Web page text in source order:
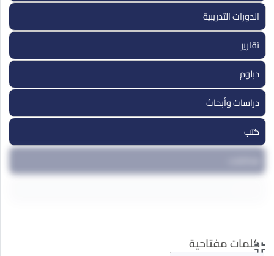
الدورات التدريبية
تقارير
دبلوم
دراسات وأبحاث
كتب
كلمات مفتاحية